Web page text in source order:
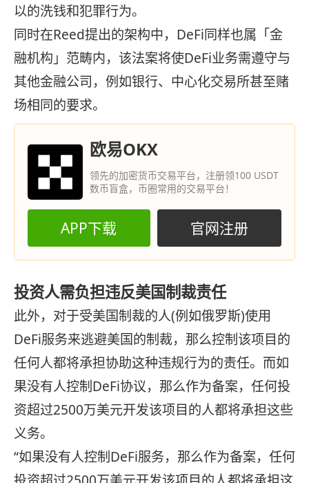
以的洗钱和犯罪行为。
同时在Reed提出的架构中，DeFi同样也属「金
融机构」范畴内，该法案将使DeFi业务需遵守与
其他金融公司，例如银行、中心化交易所甚至赌
场相同的要求。
欧易OKX
领先的加密货币交易平台，注册领100 USDT
数币盲盒，币圈常用的交易平台！
APP下载 官网注册
投资人需负担违反美国制裁责任
此外，对于受美国制裁的人(例如俄罗斯)使用
DeFi服务来逃避美国的制裁，那么控制该项目的
任何人都将承担协助这种违规行为的责任。而如
果没有人控制DeFi协议，那么作为备案，任何投
资超过2500万美元开发该项目的人都将承担这些
义务。
“如果没有人控制DeFi服务，那么作为备案，任何